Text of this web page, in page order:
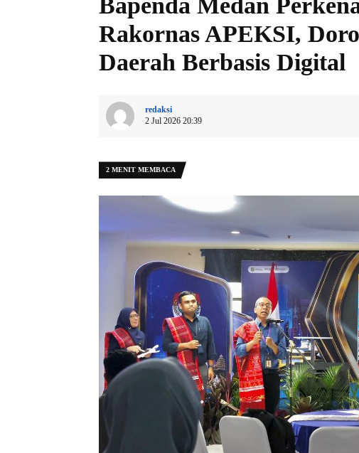
Bapenda Medan
Rakornas APEKSI,
Daerah Berbasis Digital
redaksi
2 Jul 2026 20:39
2 MENIT MEMBACA